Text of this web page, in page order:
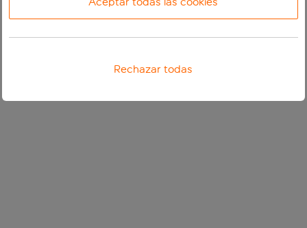
Rechazar todas